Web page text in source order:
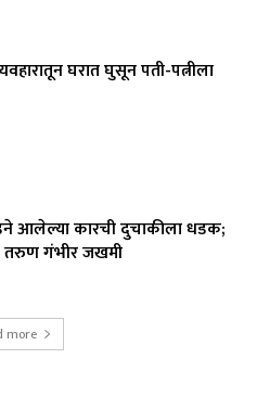
घरात घुसून पती-पत्नीला
आलेल्या कारची दुचाकीला धडक;
तरुण गंभीर जखमी
more